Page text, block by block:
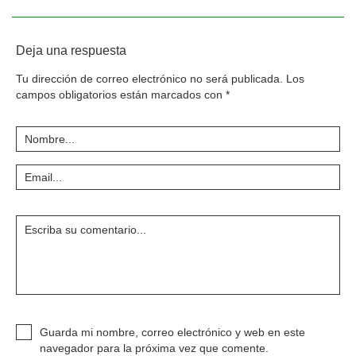
Deja una respuesta
Tu dirección de correo electrónico no será publicada.
Los
campos obligatorios están marcados con *
Guarda mi nombre, correo electrónico y web en este
navegador para la próxima vez que comente.